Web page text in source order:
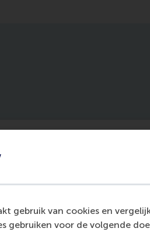
gebruik van cookies en
gebruiken voor de volgende
(4)
proceeding (3)